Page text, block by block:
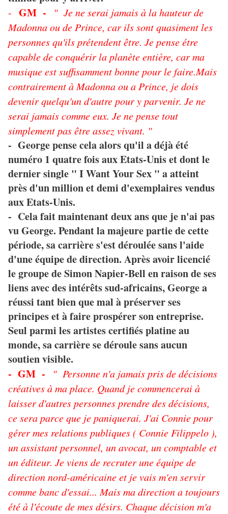
- GM -
" Je ne serai jamais à la hauteur de
Madonna ou de Prince, car ils sont quasiment les
personnes qu'ils prétendent être. Je pense étre
capable de conquérir la planète entière, car ma
musique est suffisamment bonne pour le faire.Mais
contrairement à Madonna ou a Prince, je dois
devenir quelqu'un d'autre pour y parvenir. Je ne
serai jamais comme eux. Je ne pense tout
simplement pas être assez vivant. "
- George pense cela alors qu'il a déjà été
numéro 1 quatre fois aux Etats-Unis et dont le
dernier single " I Want Your Sex " a atteint
près d'un million et demi d'exemplaires vendus
aux Etats-Unis.
- Cela fait maintenant deux ans que je n'ai pas
vu George. Pendant la majeure partie de cette
période, sa carrière s'est déroulée sans l'aide
d'une équipe de direction. Après avoir licencié
le groupe de Simon Napier-Bell en raison de ses
liens avec des intérêts sud-africains, George a
réussi tant bien que mal à préserver ses
principes et à faire prospérer son entreprise.
Seul parmi les artistes certifiés platine au
monde, sa carrière se déroule sans aucun
soutien visible.
- GM -
" Personne n'a jamais pris de décisions
créatives à ma place. Quand je commencerai à
laisser d'autres personnes prendre des décisions,
ce sera parce que je paniquerai. J'ai Connie pour
gérer mes relations publiques ( Connie Filippelo ),
un assistant personnel, un avocat, un comptable et
un éditeur. Je viens de recruter une équipe de
direction nord-américaine et je vais m'en servir
comme banc d'essai... Mais ma direction a toujours
été à l'écoute de mes désirs. Chaque décision m'a